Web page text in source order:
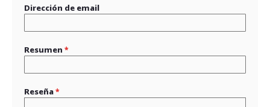
Dirección de email
Resumen
Reseña